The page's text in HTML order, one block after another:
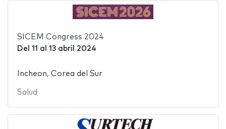
SICEM Congress 2024
Del 11 al 13 abril 2024
Incheon, Corea del Sur
Salud